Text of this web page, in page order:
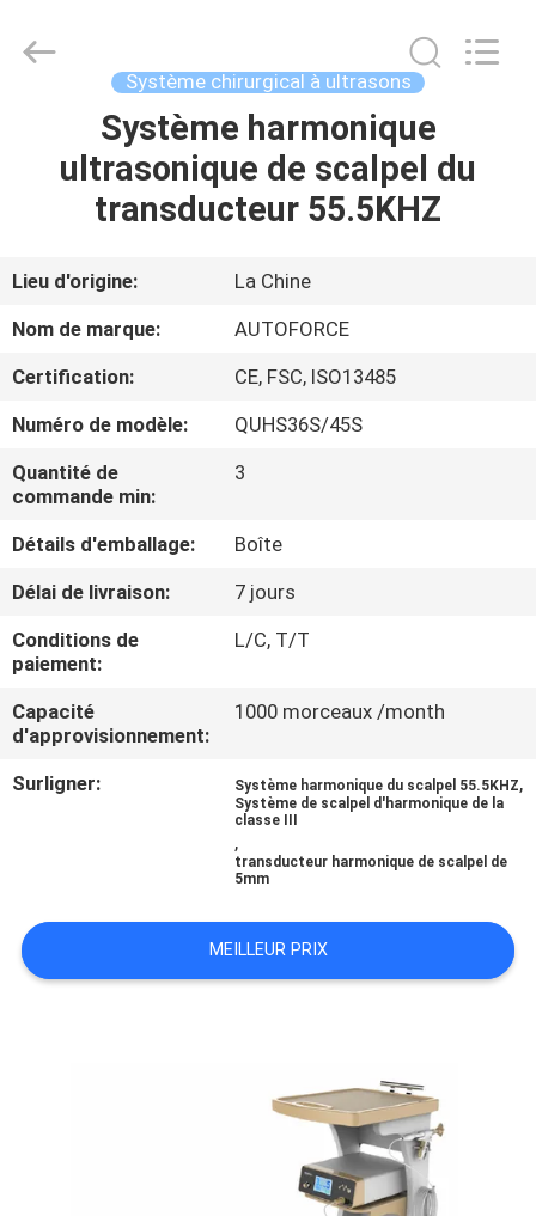
MAISON
PRODUITS
AU
SUJET
DE
VISITE
CONTRÔLE
DE
QUALITÉ
CONTACTEZ-
NOUS
CITATION
LTD.
Système chirurgical à ultrasons
Système harmonique
ultrasonique de scalpel du
transducteur 55.5KHZ
Lieu d'origine:
La Chine
Nom de marque:
AUTOFORCE
Certification:
CE, FSC, ISO13485
Numéro de modèle:
QUHS36S/45S
Quantité de
commande min:
3
Détails d'emballage:
Boîte
Délai de livraison:
7 jours
Conditions de
paiement:
L/C, T/T
Capacité
d'approvisionnement:
1000 morceaux /month
Surligner: Système harmonique du scalpel 55.5KHZ,
Système de scalpel d'harmonique de la
classe III
,
transducteur harmonique de scalpel de
5mm
MEILLEUR PRIX